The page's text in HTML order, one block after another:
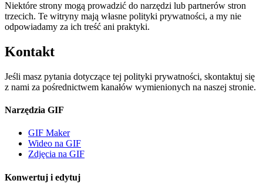
Niektóre strony mogą prowadzić do narzędzi lub partnerów stron
trzecich. Te witryny mają własne polityki prywatności, a my nie
odpowiadamy za ich treść ani praktyki.
Kontakt
Jeśli masz pytania dotyczące tej polityki prywatności, skontaktuj się
z nami za pośrednictwem kanałów wymienionych na naszej stronie.
Narzędzia GIF
GIF Maker
Wideo na GIF
Zdjęcia na GIF
Konwertuj i edytuj